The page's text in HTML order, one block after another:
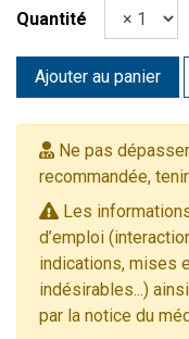
Quantité
Ajouter au panier
Ne pas
recommandée,
Les
d’emploi
indications, mises
indésirables...)
par la notice du